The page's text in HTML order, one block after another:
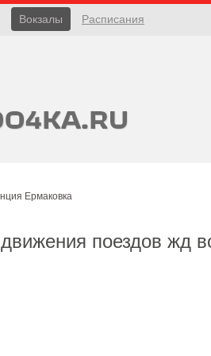
Вокзалы Расписания
Ермаковка
поездов жд